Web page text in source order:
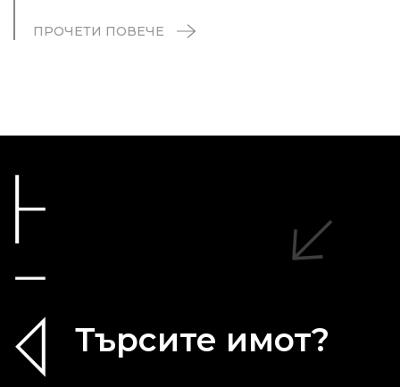
ПРОЧЕТИ ПОВЕЧЕ
Търсите имот?